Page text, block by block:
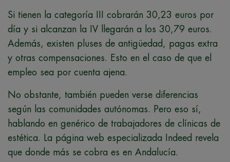
Si tienen la categoría III cobrarán 30,23 euros por
día y si alcanzan la IV llegarán a los 30,79 euros.
Además, existen pluses de antigüedad, pagas extra
y otras compensaciones. Esto en el caso de que el
empleo sea por cuenta ajena.
No obstante, también pueden verse diferencias
según las comunidades autónomas. Pero eso sí,
hablando en genérico de trabajadores de clínicas de
estética. La página web especializada Indeed revela
que donde más se cobra es en Andalucía.